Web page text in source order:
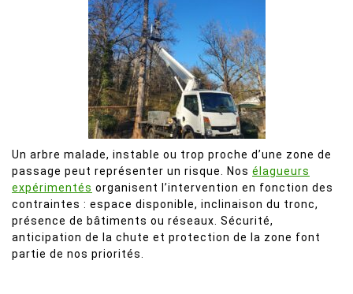
Un arbre malade, instable ou trop proche d’une zone de
passage peut représenter un risque. Nos élagueurs
expérimentés organisent l’intervention en fonction des
contraintes : espace disponible, inclinaison du tronc,
présence de bâtiments ou réseaux. Sécurité,
anticipation de la chute et protection de la zone font
partie de nos priorités.